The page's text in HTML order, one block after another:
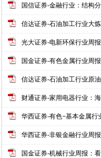
国信证券-金融行业：结构
信达证券-石油加工行业大
光大证券-电新环保行业周
国金证券-有色金属行业周
信达证券-石油加工行业原
财通证券-家用电器行业：
华西证券-有色~基本金属
华西证券-非银金融行业周
国金证券-机械行业周报：